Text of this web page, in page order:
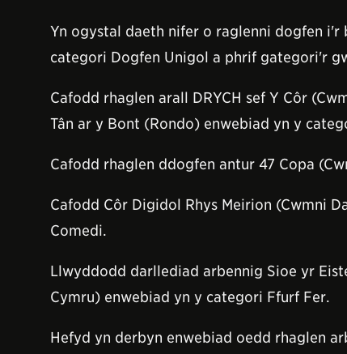
Yn ogystal daeth nifer o raglenni dogfen i'r
categori Dogfen Unigol a phrif gategori'r
Cafodd rhaglen arall DRYCH sef Y Côr
Tân ar y Bont (Rondo) enwebiad yn y
Cafodd rhaglen ddogfen antur 47 Copa
Cafodd Côr Digidol Rhys Meirion (Cwmni
Comedi.
Llwyddodd darllediad arbennig Sioe yr
Cymru) enwebiad yn y categori Ffurf Fer.
Hefyd yn derbyn enwebiad oedd rhaglen